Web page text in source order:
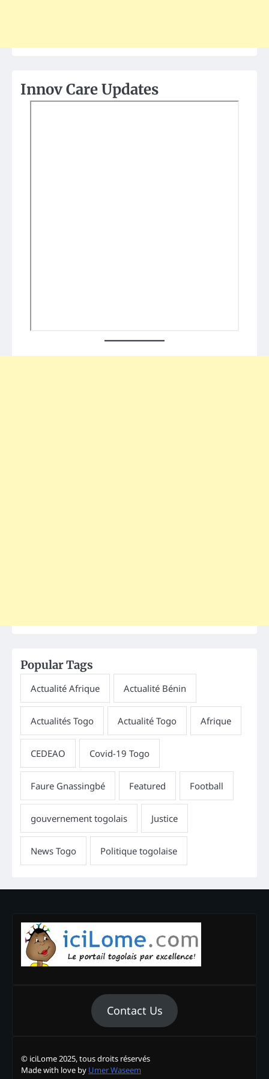
Innov Care Updates
Popular Tags
Contact Us
© iciLome 2025, tous droits réservés
Made with love by Umer Waseem